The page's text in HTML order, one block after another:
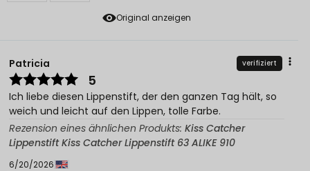
Original anzeigen
Patricia verifiziert
5
Ich liebe diesen Lippenstift, der den ganzen Tag hält, so
weich und leicht auf den Lippen, tolle Farbe.
Rezension eines ähnlichen Produkts: Kiss Catcher
Lippenstift Kiss Catcher Lippenstift 63 ALIKE 910
6/20/2026